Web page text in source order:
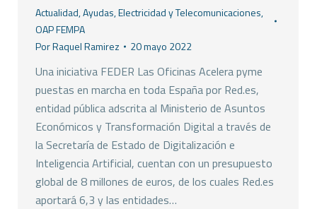
Actualidad,Ayudas,Electricidad y Telecomunicaciones,
OAP FEMPA
PorRaquel Ramirez 20 mayo 2022
Una iniciativa FEDER Las Oficinas Acelera pyme
puestas en marcha en toda España por Red.es,
entidad pública adscrita al Ministerio de Asuntos
Económicos y Transformación Digital a través de
la Secretaría de Estado de Digitalización e
Inteligencia Artificial, cuentan con un presupuesto
global de 8 millones de euros, de los cuales Red.es
aportará 6,3 y las entidades…